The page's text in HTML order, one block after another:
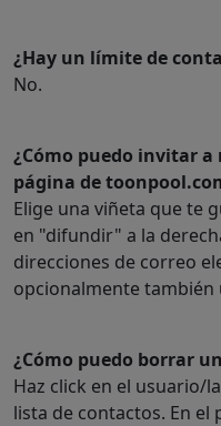
¿Hay un límite de
No.
¿Cómo puedo invitar
página de
Elige una viñeta que te
en "difundir" a la
direcciones de correo
opcionalmente también
¿Cómo puedo borrar
Haz click en el usuario/
lista de contactos. En el